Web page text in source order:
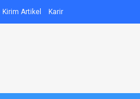
Kirim Artikel Karir